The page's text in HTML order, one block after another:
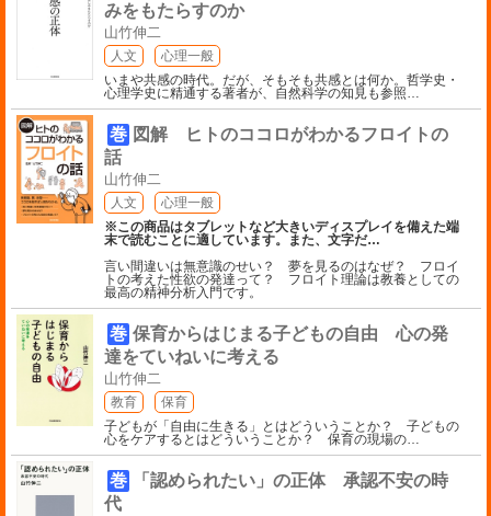
みをもたらすのか
山竹伸二
人文
心理一般
いまや共感の時代。だが、そもそも共感とは何か。哲学史・
心理学史に精通する著者が、自然科学の知見も参照…
巻 図解 ヒトのココロがわかるフロイトの
話
山竹伸二
人文
心理一般
※この商品はタブレットなど大きいディスプレイを備えた端
末で読むことに適しています。また、文字だ…
言い間違いは無意識のせい？ 夢を見るのはなぜ？ フロイ
トの考えた性欲の発達って？ フロイト理論は教養としての
最高の精神分析入門です。
巻 保育からはじまる子どもの自由 心の発
達をていねいに考える
山竹伸二
教育
保育
子どもが「自由に生きる」とはどういうことか？ 子どもの
心をケアするとはどういうことか？ 保育の現場の…
巻
「認められたい」の正体 承認不安の時
代